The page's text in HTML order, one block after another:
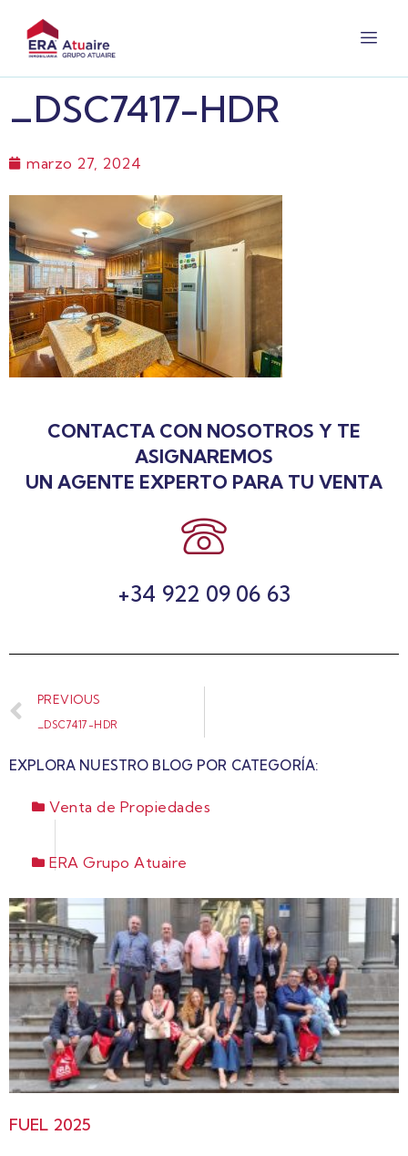
_DSC7417-HDR
marzo 27, 2024
CONTACTA CON NOSOTROS Y TE
ASIGNAREMOS
UN AGENTE EXPERTO PARA TU VENTA
+34 922 09 06 63
PREVIOUS
_DSC7417-HDR
EXPLORA NUESTRO BLOG POR CATEGORÍA:
Venta de Propiedades
ERA Grupo Atuaire
FUEL 2025